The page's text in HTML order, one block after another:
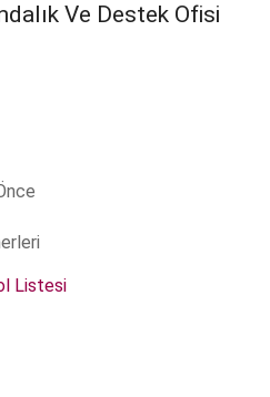
Ve Destek Ofisi
Listesi